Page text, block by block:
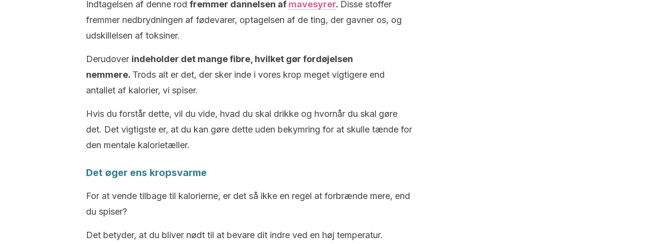
Indtagelsen af denne rod fremmer dannelsen af mavesyrer. Disse stoffer
fremmer nedbrydningen af fødevarer, optagelsen af de ting, der gavner os, og
udskillelsen af toksiner.
Derudover indeholder det mange fibre, hvilket gør fordøjelsen
nemmere. Trods alt er det, der sker inde i vores krop meget vigtigere end
antallet af kalorier, vi spiser.
Hvis du forstår dette, vil du vide, hvad du skal drikke og hvornår du skal gøre
det. Det vigtigste er, at du kan gøre dette uden bekymring for at skulle tænde for
den mentale kalorietæller.
Det øger ens kropsvarme
For at vende tilbage til kalorierne, er det så ikke en regel at forbrænde mere, end
du spiser?
Det betyder, at du bliver nødt til at bevare dit indre ved en høj temperatur.